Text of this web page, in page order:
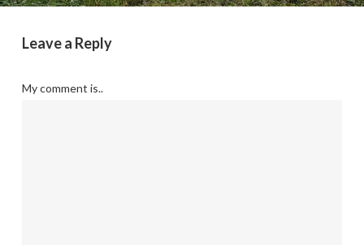
Leave a Reply
My comment is..